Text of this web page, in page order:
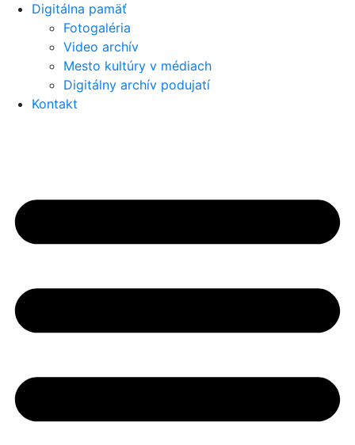
Digitálna pamäť
Fotogaléria
Video archív
Mesto kultúry v médiach
Digitálny archív podujatí
Kontakt